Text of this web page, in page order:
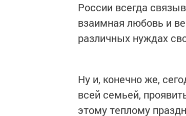
России всегда
взаимная любовь и
различных нуждах
Ну и, конечно же,
всей семьей,
этому теплому